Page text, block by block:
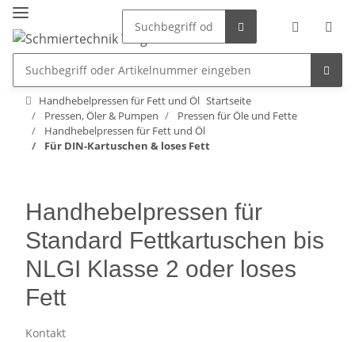
Handhebelpressen für Fett und Öl Startseite
Pressen, Öler & Pumpen
Pressen für Öle und Fette
Handhebelpressen für Fett und Öl
Für DIN-Kartuschen & loses Fett
Handhebelpressen für
Standard Fettkartuschen bis
NLGI Klasse 2 oder loses
Fett
Kontakt